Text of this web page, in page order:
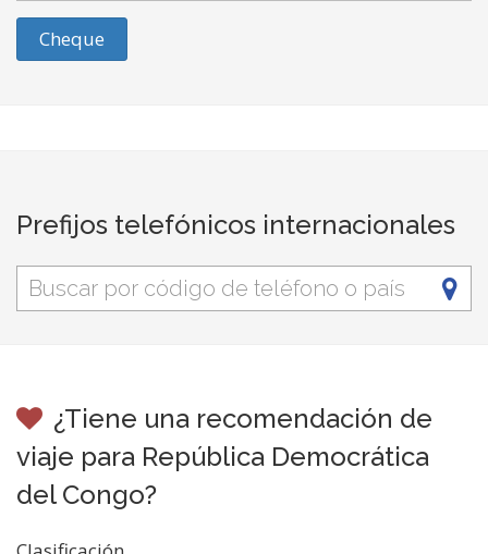
Cheque
Prefijos telefónicos internacionales
¿Tiene una recomendación de
viaje para República Democrática
del Congo?